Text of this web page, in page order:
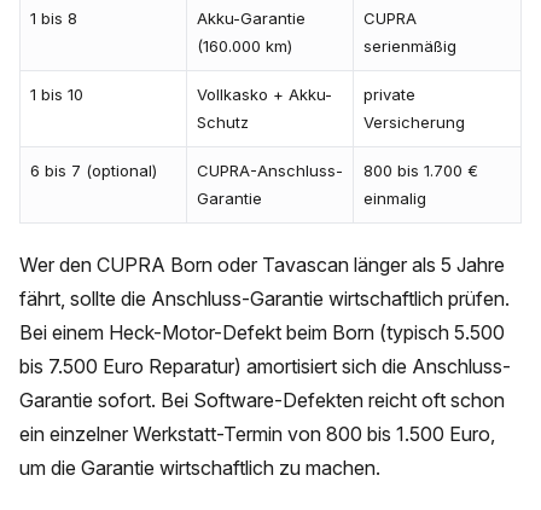
1 bis 8
Akku-Garantie
(160.000 km)
CUPRA
serienmäßig
1 bis 10
Vollkasko + Akku-
Schutz
private
Versicherung
6 bis 7 (optional)
CUPRA-Anschluss-
Garantie
800 bis 1.700 €
einmalig
Wer den CUPRA Born oder Tavascan länger als 5 Jahre
fährt, sollte die Anschluss-Garantie wirtschaftlich prüfen.
Bei einem Heck-Motor-Defekt beim Born (typisch 5.500
bis 7.500 Euro Reparatur) amortisiert sich die Anschluss-
Garantie sofort. Bei Software-Defekten reicht oft schon
ein einzelner Werkstatt-Termin von 800 bis 1.500 Euro,
um die Garantie wirtschaftlich zu machen.